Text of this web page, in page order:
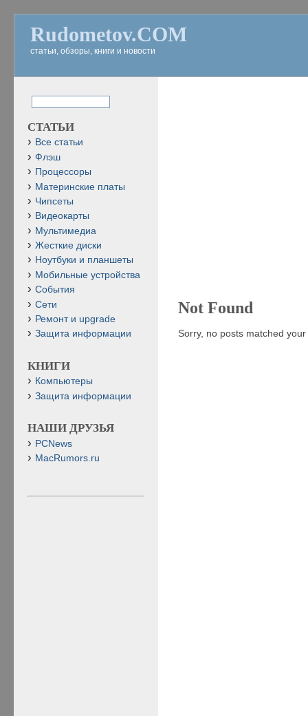
Rudometov.COM
статьи, обзоры, книги и новости
Not Found
Sorry, no posts matched
СТАТЬИ
Все статьи
Флэш
Процессоры
Материнские платы
Чипсеты
Видеокарты
Мультимедиа
Жесткие диски
Ноутбуки и планшеты
Мобильные устройства
События
Сети
Ремонт и upgrade
Защита информации
КНИГИ
Компьютеры
Защита информации
НАШИ ДРУЗЬЯ
PCNews
MacRumors.ru